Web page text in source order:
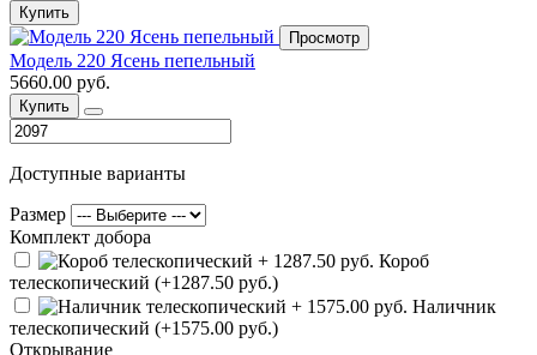
Купить
Просмотр
Модель 220 Ясень пепельный
5660.00 руб.
Купить
Доступные варианты
Размер
Комплект добора
Короб
телескопический (+1287.50 руб.)
Наличник
телескопический (+1575.00 руб.)
Открывание